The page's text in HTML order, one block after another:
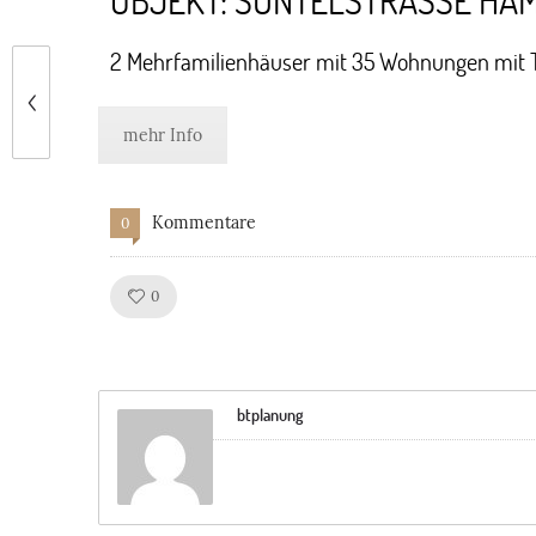
2 Mehrfamilienhäuser mit 35 Wohnungen mit
mehr Info
0 Kommentare
0
btplanung